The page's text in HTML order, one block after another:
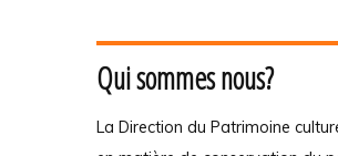
Qui sommes nous?
La Direction du Patrimoine